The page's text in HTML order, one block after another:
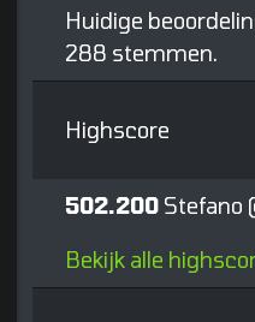
Huidige
288 stemmen.
Highscore
502.200 Stefano
Bekijk alle